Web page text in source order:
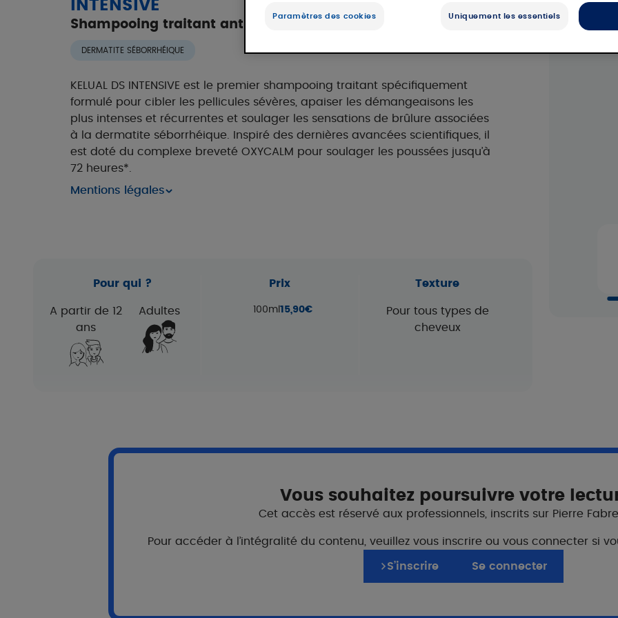
INTENSIVE
Shampooing traitant anti-pelliculaire
DERMATITE SÉBORRHÉIQUE
KELUAL DS INTENSIVE est le premier shampooing traitant spécifiquement
formulé pour cibler les pellicules sévères, apaiser les démangeaisons les
plus intenses et récurrentes et soulager les sensations de brûlure associées
à la dermatite séborrhéique. Inspiré des dernières avancées scientifiques, il
est doté du complexe breveté OXYCALM pour soulager les poussées jusqu’à
72 heures*.
Mentions légales
Pour qui ?
A partir de 12
ans
Adultes
Prix
100ml 15,90€
Texture
Pour tous types de
cheveux
Conseils d'application
Appliquer et rincer. Renouveler l’application en laissant agir
pendant 3 minutes, puis rincer.
: 3 fois par semaine pendant 2 semaines.
: une fois par semaine, en alternance avec un
Fiches
Vous souhaitez poursuivre votre
Cet accès est réservé aux professionnels, inscrits sur Pierre
Pour accéder à l’intégralité du contenu, veuillez vous inscrire ou vous connecter si
S’inscrire Se connecter
Paramètres des cookies Uniquement les essentiels